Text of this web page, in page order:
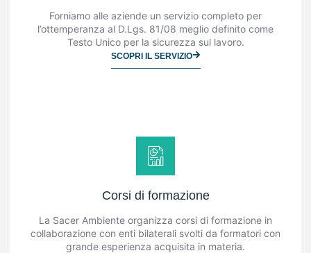
Forniamo alle aziende un servizio completo per
l’ottemperanza al D.Lgs. 81/08 meglio definito come
Testo Unico per la sicurezza sul lavoro.
SCOPRI IL SERVIZIO
Corsi di formazione
La Sacer Ambiente organizza corsi di formazione in
collaborazione con enti bilaterali svolti da formatori con
grande esperienza acquisita in materia.